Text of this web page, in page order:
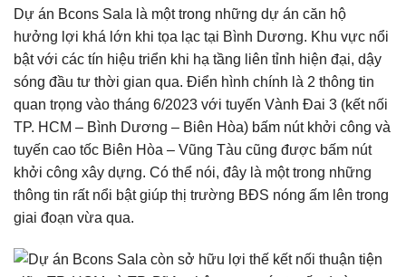
Dự án Bcons Sala là một trong những dự án căn hộ
hưởng lợi khá lớn khi tọa lạc tại Bình Dương. Khu vực nổi
bật với các tín hiệu triển khi hạ tầng liên tỉnh hiện đại, dậy
sóng đầu tư thời gian qua. Điển hình chính là 2 thông tin
quan trọng vào tháng 6/2023 với tuyến Vành Đai 3 (kết nối
TP. HCM – Bình Dương – Biên Hòa) bấm nút khởi công và
tuyến cao tốc Biên Hòa – Vũng Tàu cũng được bấm nút
khởi công xây dựng. Có thể nói, đây là một trong những
thông tin rất nổi bật giúp thị trường BĐS nóng ấm lên trong
giai đoạn vừa qua.